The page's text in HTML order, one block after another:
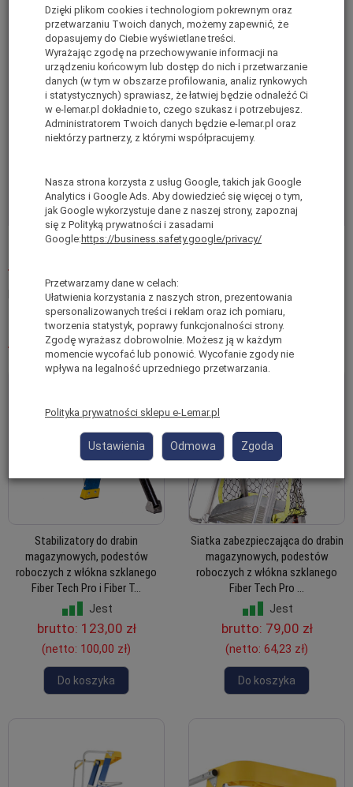
szer. wys.):
Waga:
11
Wysokość stania:
191 cm
Wymiary podłużnicy:
Przód: 8cm x 3cm, Tył:
4cm x 3cm
Wymiary podestu (szer. dł.):
33cm x 14cm
Norma bezpieczeństwa:
EN131
Maksymalne obciążenie
robocze:
150 kg
Produkt nie posiada recenzji.Dodaj recenzję
Polecane produkty
Stabilizatory do drabin
magazynowych, podestów
roboczych z włókna szklanego
Fiber Tech Pro i Fiber T...
Jest
brutto: 123,00 zł
(netto: 100,00 zł)
Do koszyka
Siatka zabezpieczająca do drabin
magazynowych, podestów
roboczych z włókna szklanego
Fiber Tech Pro ...
Jest
brutto: 79,00 zł
(netto: 64,23 zł)
Do koszyka
Dzięki plikom cookies i technologiom pokrewnym oraz
przetwarzaniu Twoich danych, możemy zapewnić, że
dopasujemy do Ciebie wyświetlane treści.
Wyrażając zgodę na przechowywanie informacji na
urządzeniu końcowym lub dostęp do nich i przetwarzanie
danych (w tym w obszarze profilowania, analiz rynkowych
i statystycznych) sprawiasz, że łatwiej będzie odnaleźć Ci
w e-lemar.pl dokładnie to, czego szukasz i potrzebujesz.
Administratorem Twoich danych będzie e-lemar.pl oraz
niektórzy partnerzy, z którymi współpracujemy.
Nasza strona korzysta z usług Google, takich jak Google
Analytics i Google Ads. Aby dowiedzieć się więcej o tym,
jak Google wykorzystuje dane z naszej strony, zapoznaj
się z Polityką prywatności i zasadami
Google: https://business.safety.google/privacy/
Przetwarzamy dane w celach:
Ułatwienia korzystania z naszych stron, prezentowania
spersonalizowanych treści i reklam oraz ich pomiaru,
tworzenia statystyk, poprawy funkcjonalności strony.
Zgodę wyrażasz dobrowolnie. Możesz ją w każdym
momencie wycofać lub ponowić. Wycofanie zgody nie
wpływa na legalność uprzedniego przetwarzania.
Polityka prywatności sklepu e-Lemar.pl
Ustawienia Odmowa Zgoda